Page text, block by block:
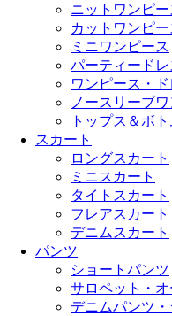
ニットワンピー
カットワンピー
ミニワンピース
パーティードレ
ワンピース・
ノースリーブ
トップス＆ボ
スカート
ロングスカート
ミニスカート
タイトスカート
フレアスカート
デニムスカート
パンツ
ショートパンツ
サロペット・
デニムパンツ